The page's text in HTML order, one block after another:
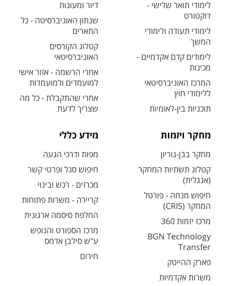
לימודי תואר שלישי -
דוקטורט
לימודי תעודה ולימודי
המשך
לימודים קדם אקדמיים -
מכינות
המרכז האוניברסיטאי
ללימודי חוץ
תוכניות בין-לאומיות
דיור ומעונות
שנתון האוניברסיטה - כל
התארים
קטלוג הקורסים
האוניברסיטאי
אחרי הרשמה - אזור אישי
למועמדים ולמועמדות
אחרי שהתקבלת - כל מה
שצריך לדעת
מחקר ויזמות
מחקר בבן-גוריון
קטלוג תשתיות המחקר
(אנגלית)
חיפוש מנחה - פורטל
המחקר (CRIS)
מרכז יזמות 360
BGN Technology
Transfer
פארק ההייטק
משרות אקדמיות
מידע כללי
מפות ודרכי הגעה
חיפוש סגל ופרטי קשר
מכרזים - רכש ובינוי
קריירה - משרות פתוחות
החלפת סיסמה ארגונית
מרכז הספורט והנופש
ע"ש סילבן אדמס
חירום